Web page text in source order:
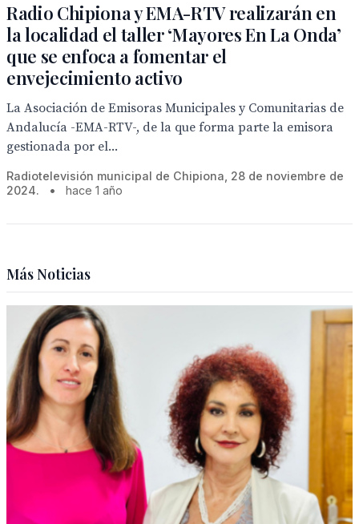
Radio Chipiona y EMA-RTV realizarán en
la localidad el taller ‘Mayores En La Onda’
que se enfoca a fomentar el
envejecimiento activo
La Asociación de Emisoras Municipales y Comunitarias de
Andalucía -EMA-RTV-, de la que forma parte la emisora
gestionada por el...
Radiotelevisión municipal de Chipiona, 28 de noviembre de
2024.
• hace 1 año
Más Noticias